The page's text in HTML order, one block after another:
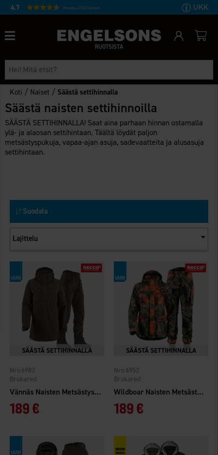
4.7 Perustuu 27231 ääneen UKK
RUOTSISTA
Koti / Naiset / Säästä settihinnalla
Säästä naisten settihinnoilla
SÄÄSTÄ SETTIHINNALLA! Saat aina parhaan hinnan ostamalla
ylä- ja alaosan settihintaan. Täältä löydät paljon
metsästyspukuja, vapaa-ajan asuja, sadevaatteita ja alusasuja
settihintaan.
Suodata
Lajittelu
Vännäs Naisten Metsästyspuku
Brokared
6983
189 €
Wildboar Naisten Metsästyspuku
Brokared
6952
189 €